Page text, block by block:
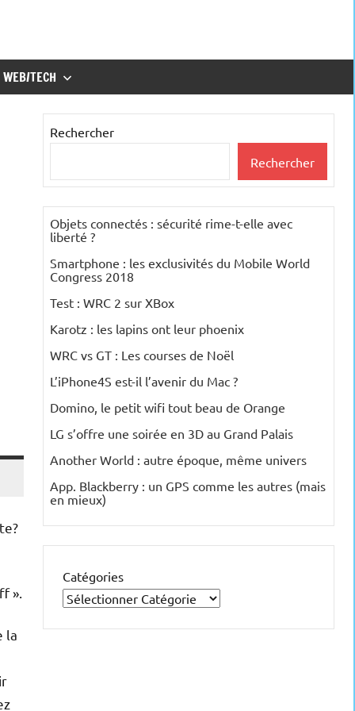
WEB/TECH
».
la
Rechercher
Rechercher
Objets connectés : sécurité rime-t-elle avec
liberté ?
Smartphone : les exclusivités du Mobile World
Congress 2018
Test : WRC 2 sur XBox
Karotz : les lapins ont leur phoenix
WRC vs GT : Les courses de Noël
L’iPhone4S est-il l’avenir du Mac ?
Domino, le petit wifi tout beau de Orange
LG s’offre une soirée en 3D au Grand Palais
Another World : autre époque, même univers
App. Blackberry : un GPS comme les autres (mais
en mieux)
Catégories